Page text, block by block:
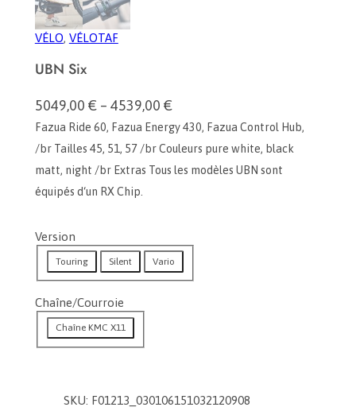
VÉLO, VÉLOTAF
UBN Six
4539,00 €
–
5049,00 €
P
l
a
g
e
e
x
Fazua Ride 60, Fazua Energy 430, Fazua Control Hub,
/br Tailles 45, 51, 57 /br Couleurs pure white, black
matt, night /br Extras Tous les modèles UBN sont
équipés d‘un RX Chip.
Version
Touring Silent Vario
Chaîne/Courroie
Chaîne KMC X11
SKU: F01213_030106151032120908